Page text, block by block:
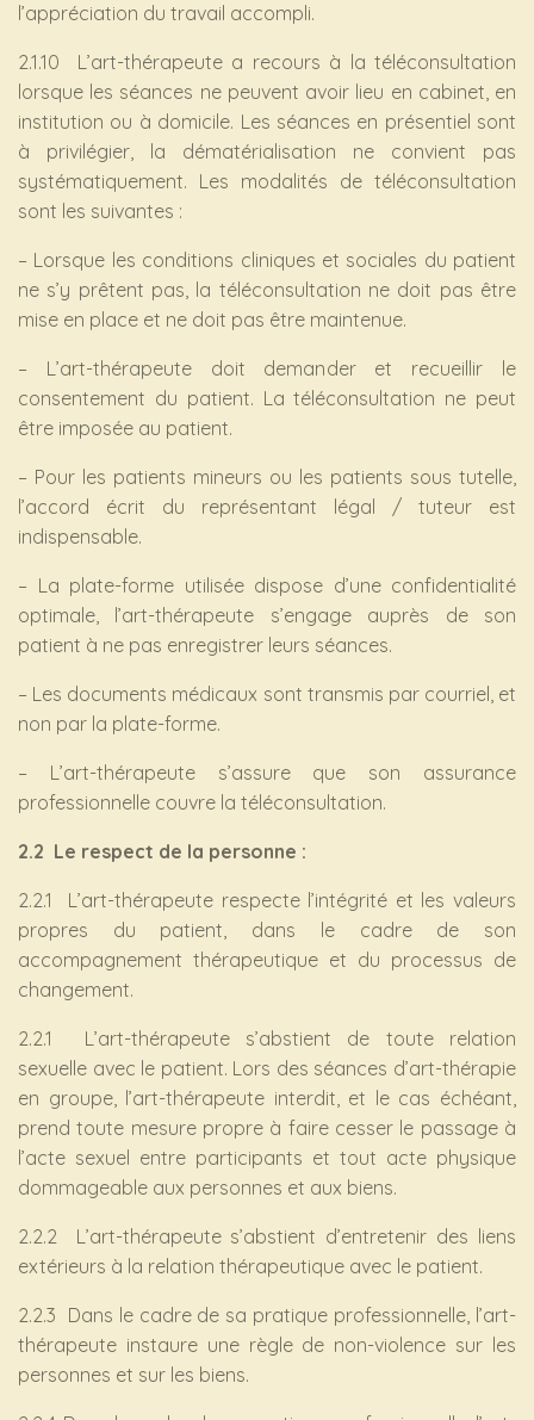
l’appréciation du travail accompli.
2.1.10 L’art-thérapeute a recours à la téléconsultation
lorsque les séances ne peuvent avoir lieu en cabinet, en
institution ou à domicile. Les séances en présentiel sont
à privilégier, la dématérialisation ne convient pas
systématiquement. Les modalités de téléconsultation
sont les suivantes :
– Lorsque les conditions cliniques et sociales du patient
ne s’y prêtent pas, la téléconsultation ne doit pas être
mise en place et ne doit pas être maintenue.
– L’art-thérapeute doit demander et recueillir le
consentement du patient. La téléconsultation ne peut
être imposée au patient.
– Pour les patients mineurs ou les patients sous tutelle,
l’accord écrit du représentant légal / tuteur est
indispensable.
– La plate-forme utilisée dispose d’une confidentialité
optimale, l’art-thérapeute s’engage auprès de son
patient à ne pas enregistrer leurs séances.
– Les documents médicaux sont transmis par courriel, et
non par la plate-forme.
– L’art-thérapeute s’assure que son assurance
professionnelle couvre la téléconsultation.
2.2 Le respect de la personne :
2.2.1 L’art-thérapeute respecte l’intégrité et les valeurs
propres du patient, dans le cadre de son
accompagnement thérapeutique et du processus de
changement.
2.2.1 L’art-thérapeute s’abstient de toute relation
sexuelle avec le patient. Lors des séances d’art-thérapie
en groupe, l’art-thérapeute interdit, et le cas échéant,
prend toute mesure propre à faire cesser le passage à
l’acte sexuel entre participants et tout acte physique
dommageable aux personnes et aux biens.
2.2.2 L’art-thérapeute s’abstient d’entretenir des liens
extérieurs à la relation thérapeutique avec le patient.
2.2.3 Dans le cadre de sa pratique professionnelle, l’art-
thérapeute instaure une règle de non-violence sur les
personnes et sur les biens.